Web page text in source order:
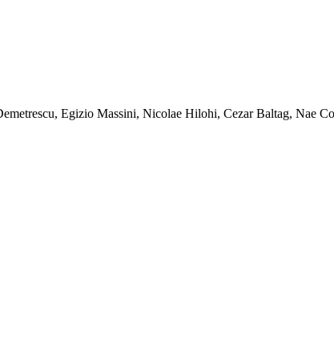
Egizio Massini, Nicolae Hilohi, Cezar Baltag, Nae